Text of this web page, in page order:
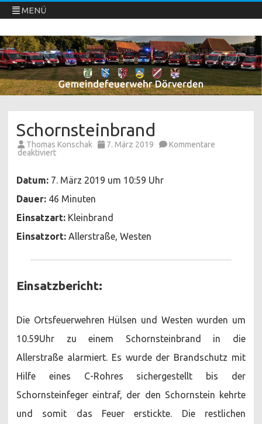
MENÜ
Freiwillige Feuerwehren Dörverden
Direkt
zum
Inhalt
springen
Schornsteinbrand
Thomas Konschak 7. März 2019
Kommentare
deaktiviertfür
Datum: 7. März 2019 um 10:59 Uhr
Dauer: 46 Minuten
Einsatzart: Kleinbrand
Einsatzort: Allerstraße, Westen
Einsatzbericht:
Die Ortsfeuerwehren Hülsen und Westen wurden um
10.59Uhr zu einem Schornsteinbrand in die
Allerstraße alarmiert. Es wurde der Brandschutz mit
Hilfe eines C-Rohres sichergestellt bis der
Schornsteinfeger eintraf, der den Schornstein kehrte
und somit das Feuer erstickte. Die restlichen